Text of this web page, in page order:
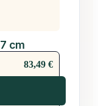
cm
83,49 €